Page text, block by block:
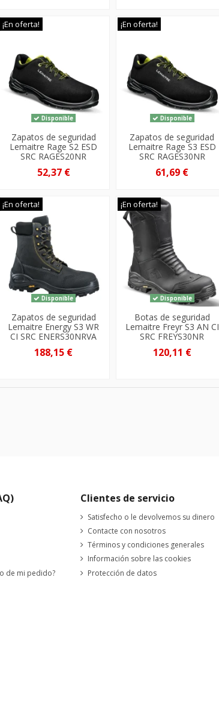
¡En oferta!
Disponible
Zapatos de seguridad
Lemaitre Rage S2 ESD
SRC RAGES20NR
52,37 €
¡En oferta!
Disponible
Zapatos de seguridad
Lemaitre Rage S3 ESD
SRC RAGES30NR
61,69 €
¡En oferta!
Disponible
Zapatos de seguridad
Lemaitre Energy S3 WR
CI SRC ENERS30NRVA
188,15 €
¡En oferta!
Disponible
Botas de seguridad
Lemaitre Freyr S3 AN CI
SRC FREYS30NR
120,11 €
de mi pedido?
Clientes de servicio
Satisfecho o le devolvemos su dinero
Contacte con nosotros
Términos y condiciones generales
Información sobre las cookies
Protección de datos